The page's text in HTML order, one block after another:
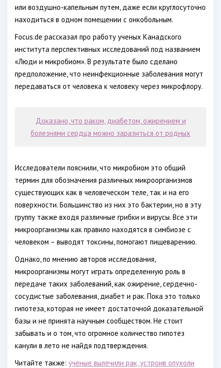
или воздушно-капельным путем, даже если круглосуточно
находиться в одном помещении с онкобольным.
Focus.de рассказал про работу ученых Канадского
института перспективных исследований под названием
«Люди и микробиом». В результате было сделано
предположение, что неинфекционные заболевания могут
передаваться от человека к человеку через микрофлору.
Доказано, что раком, диабетом, ожирением и
болезнями сердца можно заразиться от родных
Исследователи пояснили, что микробиом это общий
термин для обозначения различных микроорганизмов
существующих как в человеческом теле, так и на его
поверхности. Большинство из них это бактерии, но в эту
группу также входя различные грибки и вирусы. Все эти
микроорганизмы как правило находятся в симбиозе с
человеком – выводят токсины, помогают пищеварению.
Однако, по мнению авторов исследования,
микроорганизмы могут играть определенную роль в
передаче таких заболеваний, как ожирение, сердечно-
сосудистые заболевания, диабет и рак. Пока это только
гипотеза, которая не имеет достаточной доказательной
базы и не принята научным сообществом. Не стоит
забывать и о том, что огромное количество гипотез
канули в лето не найдя подтверждения.
Читайте также: ученые вылечили рак, устроив опухоли